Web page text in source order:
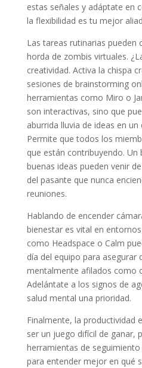
estas señales y adáptate en
la flexibilidad es tu mejor
Las tareas rutinarias pueden
horda de zombis virtuales.
creatividad. Activa la chispa
sesiones de brainstorming
herramientas como Miro o
son interactivas, sino que
aburrida lluvia de ideas en
Permite que todos los
que están contribuyendo. Un
buenas ideas pueden venir
del pasante que nunca
reuniones.
Hablando de encender
bienestar es vital en
como Headspace o Calm
día del equipo para asegurar
mentalmente afilados como
Adelántate a los signos de
salud mental una prioridad.
Finalmente, la productividad
ser un juego difícil de ganar,
herramientas de
para entender mejor en qué